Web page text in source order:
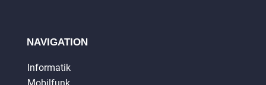
NAVIGATION
Informatik